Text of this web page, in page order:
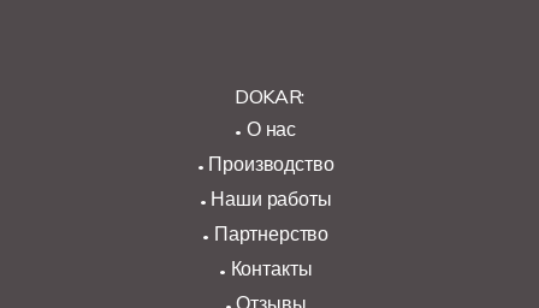
DOKAR:
О нас
Производство
Наши работы
Партнерство
Контакты